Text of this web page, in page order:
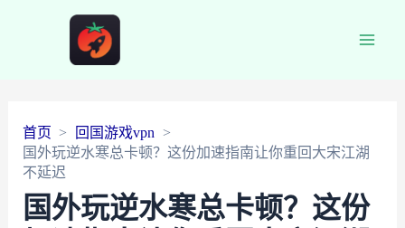
首页
回国游戏vpn
国外玩逆水寒总卡顿？这份加速指南让你重回大宋江湖
不延迟
国外玩逆水寒总卡顿？这份